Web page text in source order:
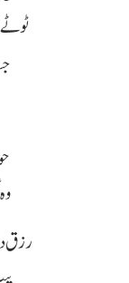
رزق